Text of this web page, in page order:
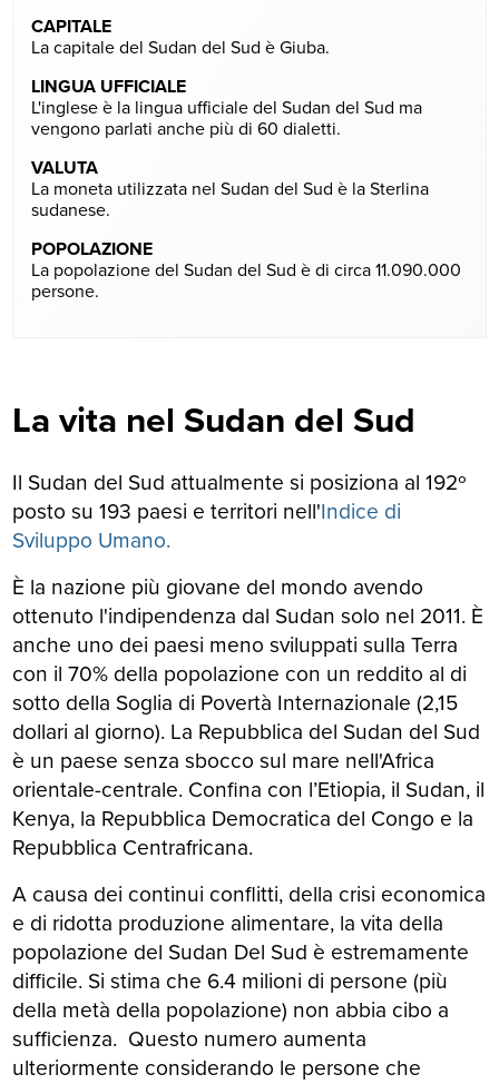
La vita nel Sudan del Sud
Il Sudan del Sud attualmente si posiziona al 192º
posto su 193 paesi e territori nell'Indice di
Sviluppo Umano.
È la nazione più giovane del mondo avendo
ottenuto l'indipendenza dal Sudan solo nel 2011. È
anche uno dei paesi meno sviluppati sulla Terra
con il 70% della popolazione con un reddito al di
sotto della Soglia di Povertà Internazionale (2,15
dollari al giorno). La Repubblica del Sudan del Sud
è un paese senza sbocco sul mare nell'Africa
orientale-centrale. Confina con l’Etiopia, il Sudan, il
Kenya, la Repubblica Democratica del Congo e la
Repubblica Centrafricana.
A causa dei continui conflitti, della crisi economica
e di ridotta produzione alimentare, la vita della
popolazione del Sudan Del Sud è estremamente
difficile. Si stima che 6.4 milioni di persone (più
della metà della popolazione) non abbia cibo a
sufficienza. Questo numero aumenta
ulteriormente considerando le persone che
CAPITALE
La capitale del Sudan del Sud è Giuba.
LINGUA UFFICIALE
L'inglese è la lingua ufficiale del Sudan del Sud ma
vengono parlati anche più di 60 dialetti.
VALUTA
La moneta utilizzata nel Sudan del Sud è la Sterlina
sudanese.
POPOLAZIONE
La popolazione del Sudan del Sud è di circa 11.090.000
persone.